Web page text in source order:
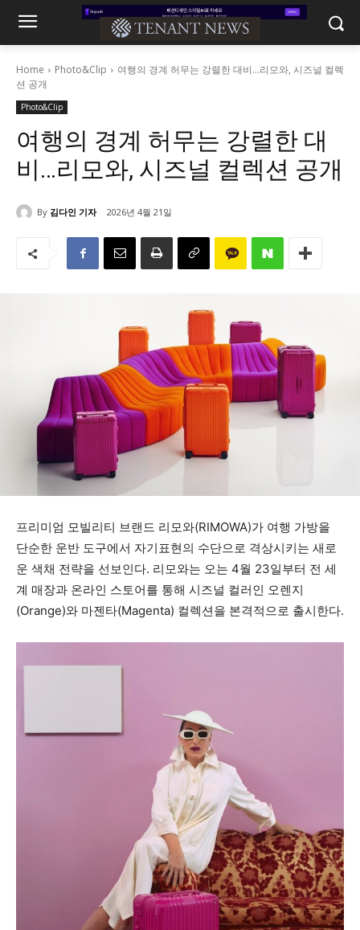
Home Photo&Clip
여행의 경계 허무는 강렬한 대비...리모와, 시즈널 컬렉
션 공개
Photo&Clip
여행의 경계 허무는 강렬한 대
비…리모와, 시즈널 컬렉션 공개
By 김다인 기자 2026년 4월 21일
프리미엄 모빌리티 브랜드 리모와(RIMOWA)가 여행 가방을
단순한 운반 도구에서 자기표현의 수단으로 격상시키는 새로
운 색채 전략을 선보인다. 리모와는 오는 4월 23일부터 전 세
계 매장과 온라인 스토어를 통해 시즈널 컬러인 오렌지
(Orange)와 마젠타(Magenta) 컬렉션을 본격적으로 출시한다.